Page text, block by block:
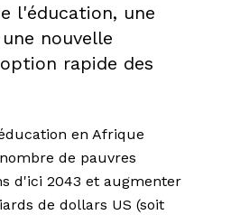
l'éducation, une
nouvelle
rapide des
en Afrique
de pauvres
d'ici 2043 et augmenter
de dollars US (soit